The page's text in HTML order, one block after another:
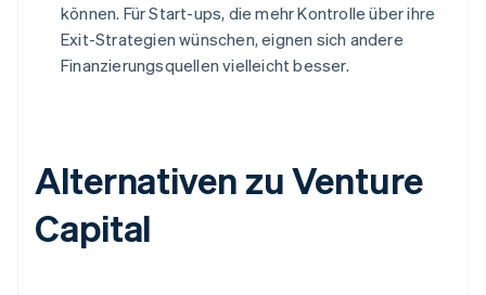
können. Für Start-ups, die mehr Kontrolle über ihre
Exit-Strategien wünschen, eignen sich andere
Finanzierungsquellen vielleicht besser.
Alternativen zu Venture
Capital